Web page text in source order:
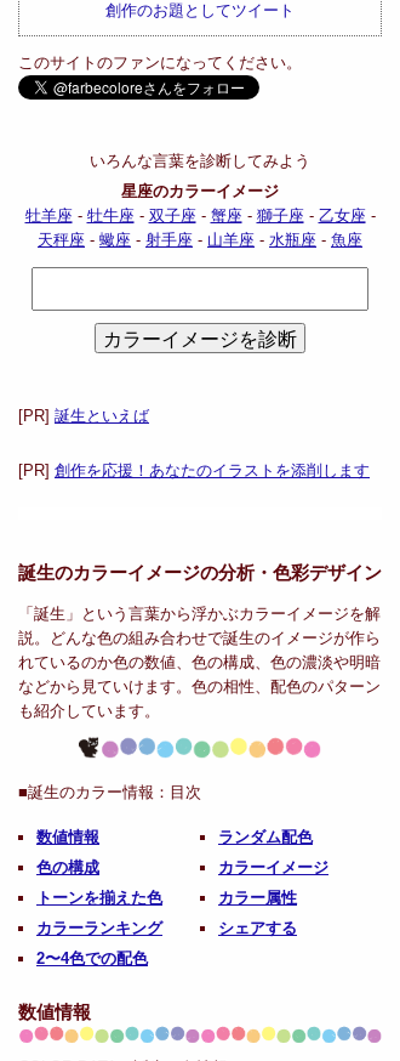
創作のお題としてツイート
このサイトのファンになってください。
いろんな言葉を診断してみよう
星座のカラーイメージ
牡羊座- 牡牛座- 双子座- 蟹座- 獅子座- 乙女座-
天秤座 - 蠍座 - 射手座 - 山羊座 - 水瓶座 - 魚座
[PR] 誕生といえば
[PR] 創作を応援！あなたのイラストを添削します
誕生のカラーイメージの分析・ 色彩デザイン
「誕生」という言葉から浮かぶカラーイメージを解
説。どんな色の組み合わせで誕生のイメージが作ら
れているのか色の数値、色の構成、色の濃淡や明暗
などから見ていけます。色の相性、配色のパターン
も紹介しています。
■誕生のカラー情報： 目次
数値情報
色の構成
トーンを揃えた色
カラーランキング
2〜4色での配色
ランダム配色
カラーイメージ
カラー属性
シェアする
数値情報